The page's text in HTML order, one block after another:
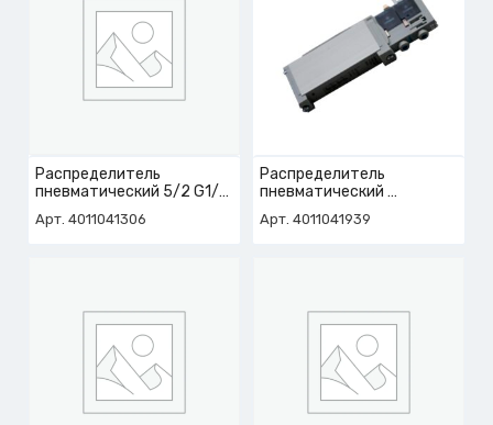
Распределитель
пневматический 5/2 G1/8
арт. 4-011-04-1306
Арт. 4011041306
Распределитель
пневматический
Арт. 4011041939